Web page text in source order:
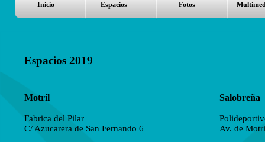
Espacios 2019
Motril
Fabrica del Pilar
C/ Azucarera de San Fernando 6
Av. de
Salobreña
Inicio Espacios Fotos